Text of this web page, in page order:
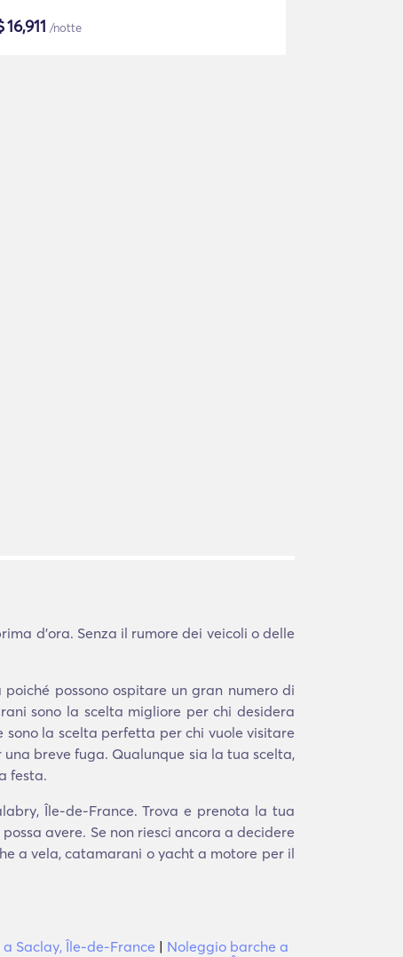
16,911 /notte
d'ora. Senza il rumore dei veicoli o delle
possono ospitare un gran numero di
sono la scelta migliore per chi desidera
la scelta perfetta per chi vuole visitare
breve fuga. Qualunque sia la tua scelta,
festa.
Île-de-France. Trova e prenota la tua
avere. Se non riesci ancora a decidere
a vela, catamarani o yacht a motore per il
Saclay, Île-de-France | Noleggio barche a